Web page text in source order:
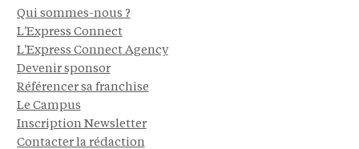
Qui sommes-nous ?
L'Express Connect
L'Express Connect Agency
Devenir sponsor
Référencer sa franchise
Le Campus
Inscription Newsletter
Contacter la rédaction